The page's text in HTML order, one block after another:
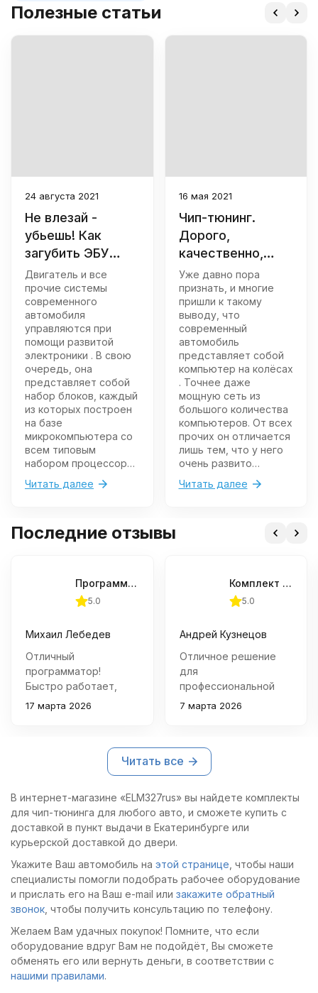
Полезные статьи
24 августа 2021
Не влезай -
убьешь! Как
загубить ЭБУ
автомобиля
неправильной
прошивкой
Двигатель и все
прочие системы
современного
автомобиля
управляются при
помощи развитой
электроники . В свою
очередь, она
представляет собой
набор блоков, каждый
из которых построен
на базе
микрокомпьютера со
всем типовым
набором процессора,
То есть на высшей
- алгоритмы,
оформленные в виде
эту программу вводят
извне, данный
. Или перепрошивкой ,
если речь идёт о
замене программного
обеспечения на
тюнинговое.
Читать далее
16 мая 2021
Чип-тюнинг.
Дорого,
качественно,
быстро
Уже давно пора
признать, и многие
пришли к такому
выводу, что
современный
автомобиль
представляет собой
компьютер на колёсах
. Точнее даже
мощную сеть из
большого количества
компьютеров. От всех
прочих он отличается
лишь тем, что у него
очень развито
оборудование в виде
подвесок и системы
которых скоро
перейдёт и водитель.
программного
обеспечения и
персонала, который
его создаёт и
обслуживает. При
помощи
сервисного
оборудования.
Читать далее
Последние отзывы
Программатор XGecu T48 TL866-3G + 22 адаптера
5.0
Михаил Лебедев
Отличный
программатор!
Быстро работает,
поддержка
прошивка. Удобно
кабелей не
требуется.
Рекомендую всем,
кто занимается чип-
тюнингом.
17 марта 2026
Комплект Scan Master CAN (с кабелем Molex) + Лицензии
5.0
Андрей Кузнецов
Отличное решение
для
профессиональной
диагностики авто!
функционал
впечатляет - и
диагностика, и
коррекция показаний
одометра. Покупкой
очень доволен.
7 марта 2026
Читать все
В интернет-магазине «ELM327rus» вы найдете комплекты
для чип-тюнинга для любого авто, и сможете купить с
доставкой в пункт выдачи в Екатеринбурге или
курьерской доставкой до двери.
Укажите Ваш автомобиль на этой странице , чтобы наши
специалисты помогли подобрать рабочее оборудование
и прислать его на Ваш e-mail или закажите обратный
звонок , чтобы получить консультацию по телефону.
Желаем Вам удачных покупок! Помните, что если
оборудование вдруг Вам не подойдёт, Вы сможете
обменять его или вернуть деньги, в соответствии с
нашими правилами.